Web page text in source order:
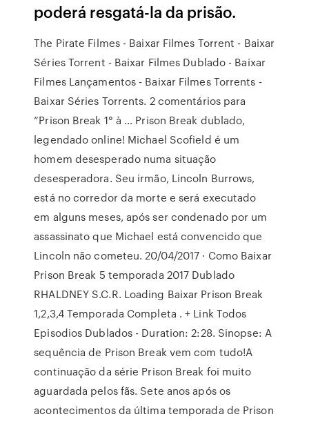
poderá resgatá-la da prisão.
The Pirate Filmes - Baixar Filmes Torrent - Baixar
Séries Torrent - Baixar Filmes Dublado - Baixar
Filmes Lançamentos - Baixar Filmes Torrents -
Baixar Séries Torrents. 2 comentários para
“Prison Break 1° à … Prison Break dublado,
legendado online! Michael Scofield é um
homem desesperado numa situação
desesperadora. Seu irmão, Lincoln Burrows,
está no corredor da morte e será executado
em alguns meses, após ser condenado por um
assassinato que Michael está convencido que
Lincoln não cometeu. 20/04/2017 · Como Baixar
Prison Break 5 temporada 2017 Dublado
RHALDNEY S.C.R. Loading Baixar Prison Break
1,2,3,4 Temporada Completa . + Link Todos
Episodios Dublados - Duration: 2:28. Sinopse: A
sequência de Prison Break vem com tudo!A
continuação da série Prison Break foi muito
aguardada pelos fãs. Sete anos após os
acontecimentos da última temporada de Prison